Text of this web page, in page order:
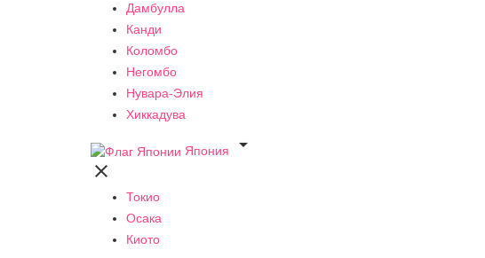
Дамбулла
Канди
Коломбо
Негомбо
Нувара-Элия
Хиккадува
Япония


Токио
Осака
Киото